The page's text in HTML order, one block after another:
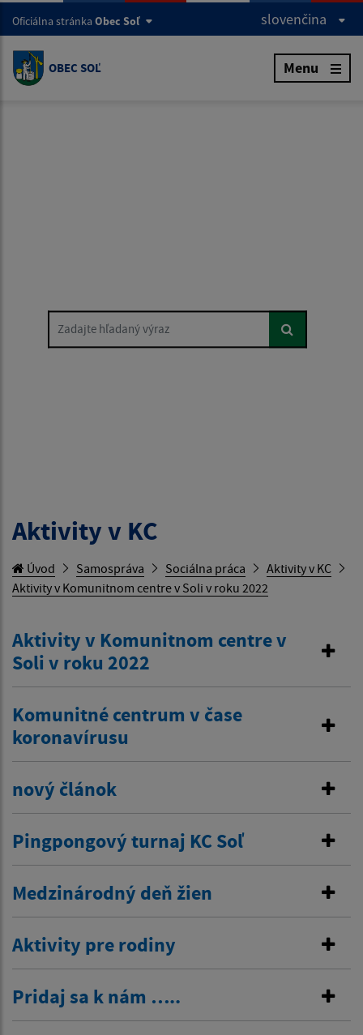
Oficiálna stránka Obec Soľ slovenčina
OBEC SOĽ Menu
Zadajte hľadaný výraz
Aktivity v KC
Úvod Samospráva Sociálna práca
Aktivity v KC
Aktivity v Komunitnom centre v Soli v roku 2022
Aktivity v Komunitnom centre v
Soli v roku 2022
Komunitné centrum v čase
koronavírusu
nový článok
Pingpongový turnaj KC Soľ
Medzinárodný deň žien
Aktivity pre rodiny
Pridaj sa k nám …..